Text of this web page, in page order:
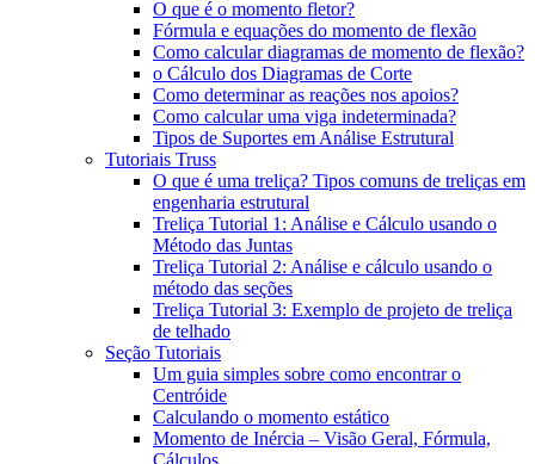
O que é o momento fletor?
Fórmula e equações do momento de flexão
Como calcular diagramas de momento de flexão?
o Cálculo dos Diagramas de Corte
Como determinar as reações nos apoios?
Como calcular uma viga indeterminada?
Tipos de Suportes em Análise Estrutural
Tutoriais Truss
O que é uma treliça? Tipos comuns de treliças em
engenharia estrutural
Treliça Tutorial 1: Análise e Cálculo usando o
Método das Juntas
Treliça Tutorial 2: Análise e cálculo usando o
método das seções
Treliça Tutorial 3: Exemplo de projeto de treliça
de telhado
Seção Tutoriais
Um guia simples sobre como encontrar o
Centróide
Calculando o momento estático
Momento de Inércia – Visão Geral, Fórmula,